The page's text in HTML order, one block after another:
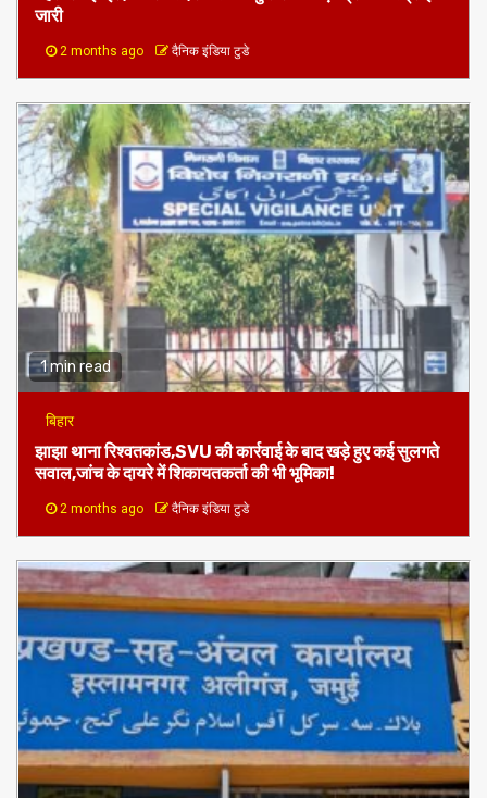
1 min read
राजस्थान
पहले समझाइश,अब सख्ती,राजस्थान पुलिस की बड़ी ट्रैफिक स्ट्राइक
जारी
2 months ago दैनिक इंडिया टुडे
1 min read
बिहार
झाझा थाना रिश्वतकांड,SVU की कार्रवाई के बाद खड़े हुए कई सुलगते
सवाल,जांच के दायरे में शिकायतकर्ता की भी भूमिका!
2 months ago दैनिक इंडिया टुडे